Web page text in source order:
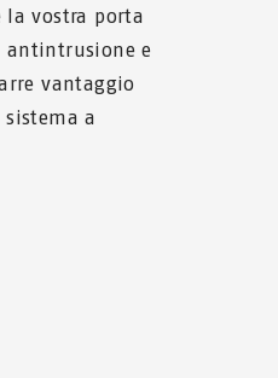
la vostra porta
antintrusione e
vantaggio
a